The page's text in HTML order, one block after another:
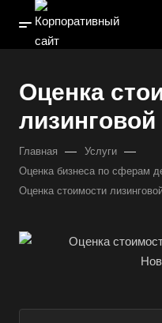
Оценка
Главная — Услуги —
Оценка бизнеса по сферам
Оценка стоимости